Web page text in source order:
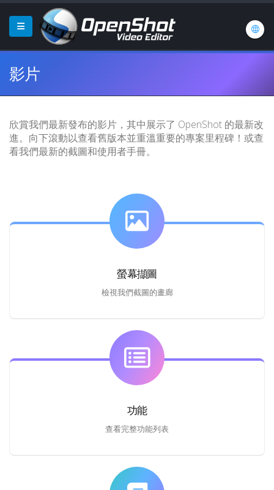
影片
欣賞我們最新發布的影片，其中展示了 OpenShot 的最新改
進。向下滾動以查看舊版本並重溫重要的專案里程碑！或查
看我們最新的截圖和使用者手冊。
螢幕擷圖
檢視我們截圖的畫廊
功能
查看完整功能列表